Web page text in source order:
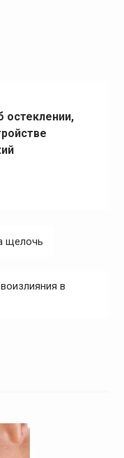
остеклении,
щелочь
в